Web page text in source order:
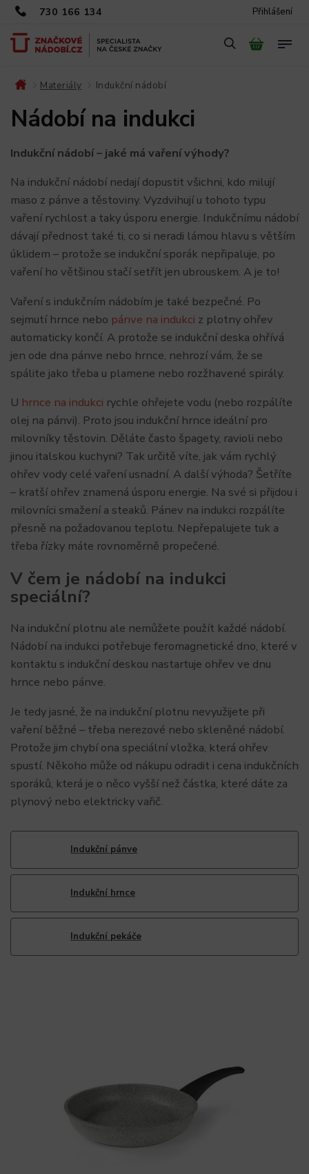
730 166 134 Přihlášení
Materiály Indukční nádobí
Nádobí na indukci
Indukční nádobí – jaké má vaření výhody?
Na indukční nádobí nedají dopustit všichni, kdo milují
maso z pánve a těstoviny. Vyzdvihují u tohoto typu
vaření rychlost a taky úsporu energie. Indukčnímu nádobí
dávají přednost také ti, co si neradi lámou hlavu s větším
úklidem – protože se indukční sporák nepřipaluje, po
vaření ho většinou stačí setřít jen ubrouskem. A je to!
Vaření s indukčním nádobím je také bezpečné. Po
sejmutí hrnce nebo pánve na indukci z plotny ohřev
automaticky končí. A protože se indukční deska ohřívá
jen ode dna pánve nebo hrnce, nehrozí vám, že se
spálite jako třeba u plamene nebo rozžhavené spirály.
U hrnce na indukci rychle ohřejete vodu (nebo rozpálíte
olej na pánvi). Proto jsou indukční hrnce ideální pro
milovníky těstovin. Děláte často špagety, ravioli nebo
jinou italskou kuchyni? Tak určitě víte, jak vám rychlý
ohřev vody celé vaření usnadní. A další výhoda? Šetříte
– kratší ohřev znamená úsporu energie. Na své si přijdou i
milovníci smažení a steaků. Pánev na indukci rozpálíte
přesně na požadovanou teplotu. Nepřepalujete tuk a
třeba řízky máte rovnoměrně propečené.
V čem je nádobí na indukci
speciální?
Na indukční plotnu ale nemůžete použít každé nádobí.
Nádobí na indukci potřebuje feromagnetické dno, které v
kontaktu s indukční deskou nastartuje ohřev ve dnu
hrnce nebo pánve.
Je tedy jasné, že na indukční plotnu nevyužijete při
vaření běžné – třeba nerezové nebo skleněné nádobí.
Protože jim chybí ona speciální vložka, která ohřev
spustí. Někoho může od nákupu odradit i cena indukčních
sporáků, která je o něco vyšší než částka, které dáte za
plynový nebo elektricky vařič.
Indukční pánve
Indukční hrnce
Indukční pekáče